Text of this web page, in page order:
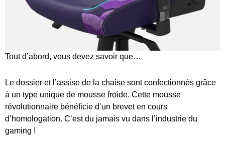
Tout d’abord, vous devez savoir que…
Le dossier et l’assise de la chaise sont confectionnés grâce
à un type unique de mousse froide. Cette mousse
révolutionnaire bénéficie d’un brevet en cours
d’homologation. C’est du jamais vu dans l’industrie du
gaming !